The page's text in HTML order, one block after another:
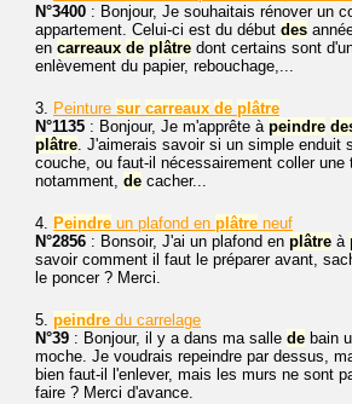
N°3400 : Bonjour, Je souhaitais rénover un
appartement. Celui-ci est du début des
en carreaux de plâtre dont certains sont
enlèvement du papier, rebouchage,...
3. Peinture sur carreaux de plâtre
N°1135 : Bonjour, Je m'apprête à peindre
plâtre. J'aimerais savoir si un simple enduit
couche, ou faut-il nécessairement coller une
notamment, de cacher...
4. Peindre un plafond en plâtre neuf
N°2856 : Bonsoir, J'ai un plafond en plâtre à
savoir comment il faut le préparer avant,
le poncer ? Merci.
5. peindre du carrelage
N°39 : Bonjour, il y a dans ma salle de bain
moche. Je voudrais repeindre par dessus,
bien faut-il l'enlever, mais les murs ne sont
faire ? Merci d'avance.